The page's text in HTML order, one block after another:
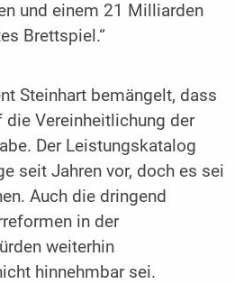
und einem 21 Milliarden
Brettspiel.“
Steinhart bemängelt, dass
die Vereinheitlichung der
Der Leistungskatalog
seit Jahren vor, doch es sei
Auch die dringend
in der
weiterhin
hinnehmbar sei.